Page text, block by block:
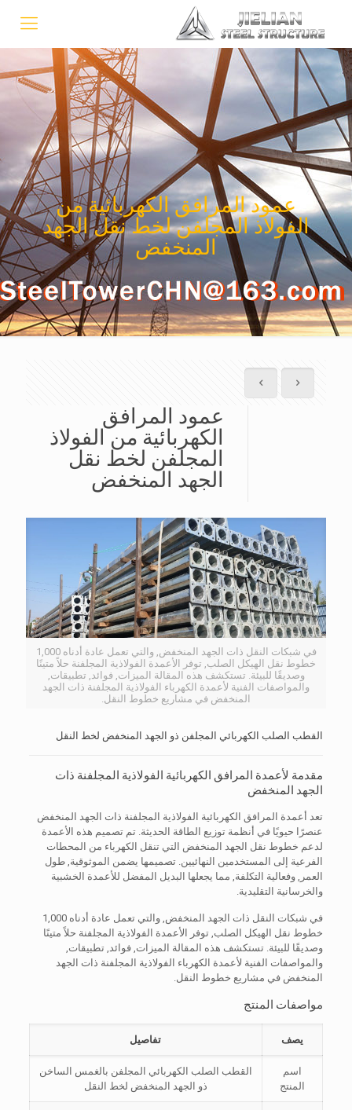
عمود المرافق الكهربائية من
الفولاذ المجلفن لخط نقل الجهد
المنخفض
عمود المرافق
الكهربائية من الفولاذ
المجلفن لخط نقل
الجهد المنخفض
في شبكات النقل ذات الجهد المنخفض, والتي تعمل عادة أدناه 1,000
خطوط نقل الهيكل الصلب, توفر الأعمدة الفولاذية المجلفنة حلاً متينًا
وصديقًا للبيئة. تستكشف هذه المقالة الميزات, فوائد, تطبيقات,
والمواصفات الفنية لأعمدة الكهرباء الفولاذية المجلفنة ذات الجهد
المنخفض في مشاريع خطوط النقل.
القطب الصلب الكهربائي المجلفن ذو الجهد المنخفض لخط النقل
مقدمة لأعمدة المرافق الكهربائية الفولاذية المجلفنة ذات
الجهد المنخفض
تعد أعمدة المرافق الكهربائية الفولاذية المجلفنة ذات الجهد المنخفض
عنصرًا حيويًا في أنظمة توزيع الطاقة الحديثة. تم تصميم هذه الأعمدة
لدعم خطوط نقل الجهد المنخفض التي تنقل الكهرباء من المحطات
الفرعية إلى المستخدمين النهائيين. تصميمها يضمن الموثوقية, طول
العمر, وفعالية التكلفة, مما يجعلها البديل المفضل للأعمدة الخشبية
والخرسانية التقليدية.
في شبكات النقل ذات الجهد المنخفض, والتي تعمل عادة أدناه 1,000
خطوط نقل الهيكل الصلب, توفر الأعمدة الفولاذية المجلفنة حلاً متينًا
وصديقًا للبيئة. تستكشف هذه المقالة الميزات, فوائد, تطبيقات,
والمواصفات الفنية لأعمدة الكهرباء الفولاذية المجلفنة ذات الجهد
المنخفض في مشاريع خطوط النقل.
مواصفات المنتج
يصف تفاصيل
اسم
المنتج
القطب الصلب الكهربائي المجلفن بالغمس الساخن
ذو الجهد المنخفض لخط النقل